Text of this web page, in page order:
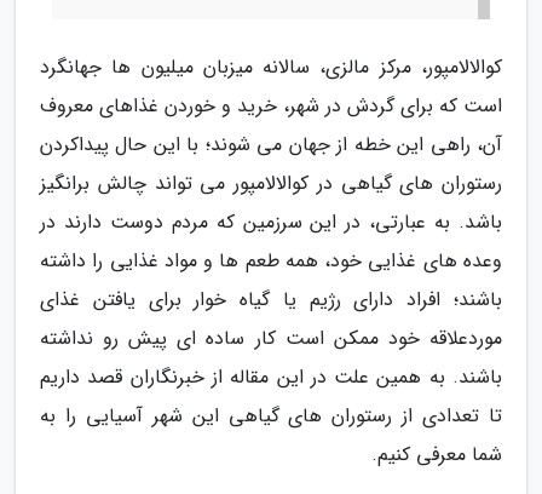
کوالالامپور، مرکز مالزی، سالانه میزبان میلیون ها جهانگرد
است که برای گردش در شهر، خرید و خوردن غذاهای معروف
آن، راهی این خطه از جهان می شوند؛ با این حال پیداکردن
رستوران های گیاهی در کوالالامپور می تواند چالش برانگیز
باشد. به عبارتی، در این سرزمین که مردم دوست دارند در
وعده های غذایی خود، همه طعم ها و مواد غذایی را داشته
باشند؛ افراد دارای رژیم یا گیاه خوار برای یافتن غذای
موردعلاقه خود ممکن است کار ساده ای پیش رو نداشته
باشند. به همین علت در این مقاله از خبرنگاران قصد داریم
تا تعدادی از رستوران های گیاهی این شهر آسیایی را به
شما معرفی کنیم.